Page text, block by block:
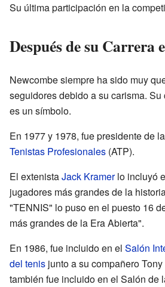
Su última participación en la
Después de su Carrera
Newcombe siempre ha sido muy
seguidores debido a su carisma.
es un símbolo.
En 1977 y 1978, fue presidente de la
Tenistas Profesionales (ATP).
El extenistaJack Kramerlo incluyó
jugadores más grandes de la
"TENNIS" lo puso en el puesto 16
más grandes de la Era Abierta".
En 1986, fue incluido en el Salón
del tenis junto a su compañero
también fue incluido en el Salón de